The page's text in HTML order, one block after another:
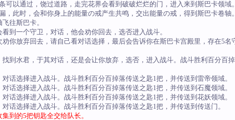
可以通过，饶过道路，走完花界会看到破破烂烂的门，进入来到斯巴卡领域。
，此时，会和你身上的能量の戒产生共鸣，交出能量の戒，得到斯巴卡卷轴。
往斯巴卡。
到一个守卫，对话，他会劝你回去，选否进入战斗。
你放弃回去，请自己看对话选择，最后会告诉你在斯巴卡宫殿里，存在5
到水君，于其对话，还是会让你放弃，选否，进入战斗。战斗胜利百分百
话选择进入战斗。战斗胜利百分百掉落传送之匙1把，并传送到雷帝领域。
话选择进入战斗。战斗胜利百分百掉落传送之匙1把，并传送到石魔领域。
话选择进入战斗。战斗胜利百分百掉落传送之匙1把，并传送到花妖领域。
话选择进入战斗。战斗胜利百分百掉落传送之匙1把，并传送到传送门。
到的5把钥匙全交给队长。